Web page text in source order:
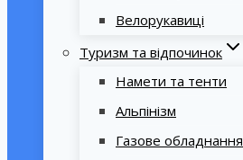
Велорукавиці
Туризм та відпочинок
Намети та тенти
Альпінізм
Газове обладнання